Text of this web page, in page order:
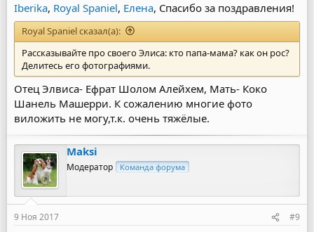
Iberika, Royal Spaniel, Елена, Спасибо за поздравления!
Royal Spaniel сказал(а):
Рассказывайте про своего Элиса: кто папа-мама? как он рос?
Делитесь его фотографиями.
Отец Элвиса- Ефрат Шолом Алейхем, Мать- Коко
Шанель Машерри. К сожалению многие фото
виложить не могу,т.к. очень тяжёлые.
Maksi
Модератор Команда форума
9 Ноя 2017 #9